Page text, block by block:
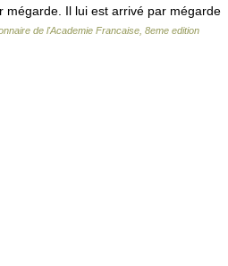
mégarde. Il lui est arrivé par mégarde
de l'Academie Francaise, 8eme edition